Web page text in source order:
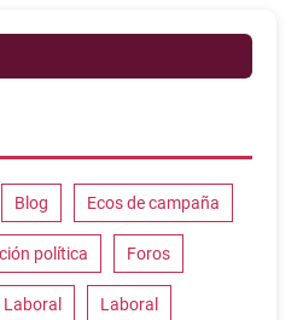
Blog Ecos de campaña
política Foros
Laboral